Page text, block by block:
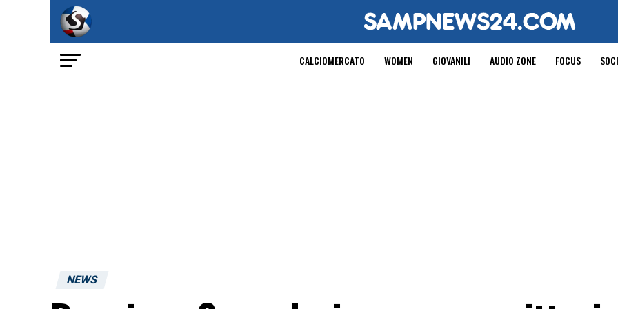
CALCIOMERCATO WOMEN GIOVANILI AUDIO ZONE FOCUS
NEWS